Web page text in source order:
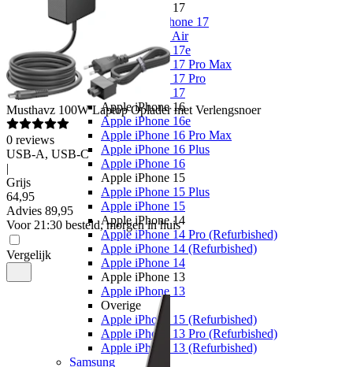
Apple iPhone 17
Alle Apple iPhone 17
Apple iPhone Air
Apple iPhone 17e
Apple iPhone 17 Pro Max
Apple iPhone 17 Pro
Apple iPhone 17
Apple iPhone 16
Apple iPhone 16e
Apple iPhone 16 Pro Max
Apple iPhone 16 Plus
Apple iPhone 16
Apple iPhone 15
Apple iPhone 15 Plus
Apple iPhone 15
Apple iPhone 14
Apple iPhone 14 Pro (Refurbished)
Apple iPhone 14 (Refurbished)
Apple iPhone 14
Apple iPhone 13
Apple iPhone 13
Overige
Apple iPhone 15 (Refurbished)
Apple iPhone 13 Pro (Refurbished)
Apple iPhone 13 (Refurbished)
Samsung
Musthavz 100W Laptop Oplader met Verlengsnoer
0 reviews
USB-A, USB-C
|
Grijs
64,95
Advies 89,95
Voor 21:30 besteld, morgen in huis
Vergelijk